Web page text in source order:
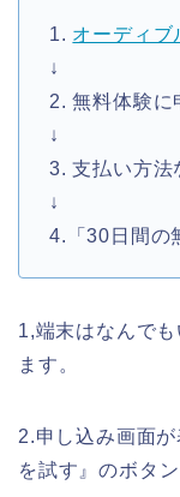
1. オーディブ
↓
2. 無料体験に
↓
3. 支払い方法
↓
4.「30日間の
1,端末はなんで
ます。
2.申し込み画面
を試す』のボタ